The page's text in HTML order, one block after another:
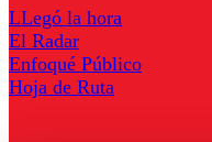
LLegó la hora
El Radar
Enfoqué Público
Hoja de Ruta